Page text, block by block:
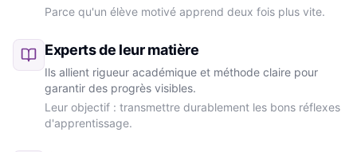
Parce qu'un élève motivé apprend deux fois plus vite.
Experts de leur matière
Ils allient rigueur académique et méthode claire pour
garantir des progrès visibles.
Leur objectif : transmettre durablement les bons réflexes
d'apprentissage.